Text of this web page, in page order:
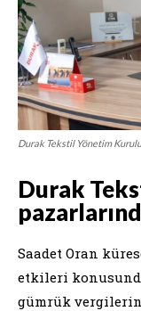
Durak Tekstil Yönetim
Durak
Saadet Oran
etkileri
gümrük